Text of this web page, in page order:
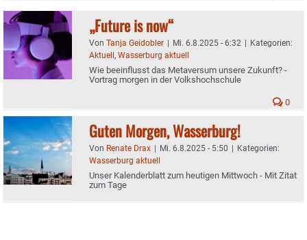
„Future is now“
Von Tanja Geidobler | Mi. 6.8.2025 - 6:32 | Kategorien:
Aktuell, Wasserburg aktuell
Wie beeinflusst das Metaversum unsere Zukunft? -
Vortrag morgen in der Volkshochschule
0
Guten Morgen, Wasserburg!
Von Renate Drax | Mi. 6.8.2025 - 5:50 | Kategorien:
Wasserburg aktuell
Unser Kalenderblatt zum heutigen Mittwoch - Mit Zitat
zum Tage